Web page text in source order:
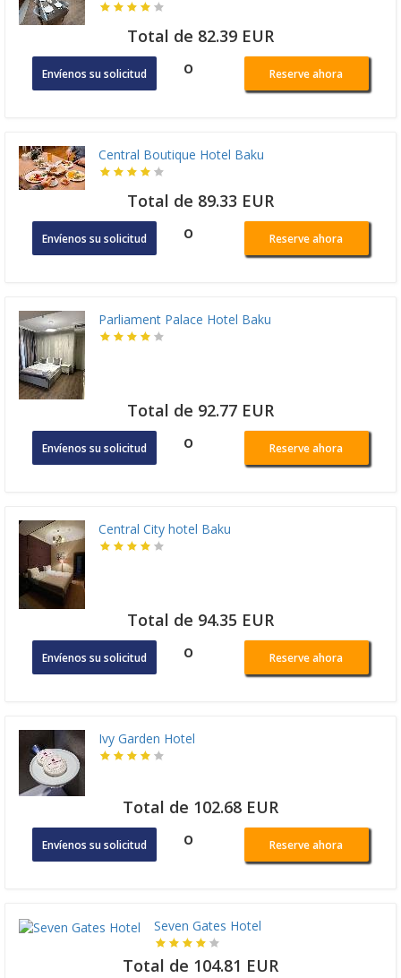
Total de 82.39 EUR
Envíenos su solicitud o Reserve ahora
Central Boutique Hotel Baku
Total de 89.33 EUR
Envíenos su solicitud o Reserve ahora
Parliament Palace Hotel Baku
Total de 92.77 EUR
Envíenos su solicitud o Reserve ahora
Central City hotel Baku
Total de 94.35 EUR
Envíenos su solicitud o Reserve ahora
Ivy Garden Hotel
Total de 102.68 EUR
Envíenos su solicitud o Reserve ahora
Seven Gates Hotel
Total de 104.81 EUR